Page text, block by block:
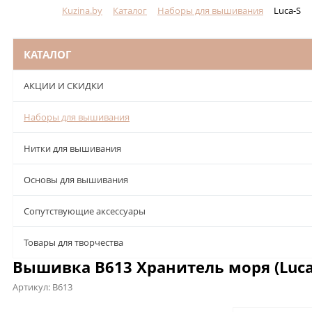
Kuzina.by Каталог Наборы для вышивания Luca-S
КАТАЛОГ
АКЦИИ И СКИДКИ
Наборы для вышивания
Нитки для вышивания
Основы для вышивания
Сопутствующие аксессуары
Товары для творчества
Вышивка B613 Хранитель моря
Артикул: B613